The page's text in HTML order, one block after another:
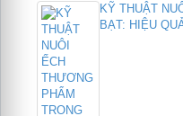
KỸ THUẬT
BẠT: HIỆU